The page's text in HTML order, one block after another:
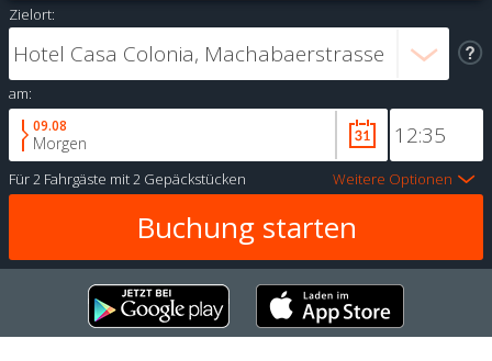
Zielort:
am:
09.08
Morgen
Für2 Fahrgäste mit2 Gepäckstücken Weitere Optionen